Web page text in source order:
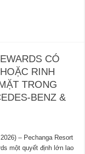
CÓ
RINH
TRONG
BENZ &
– Pechanga Resort
một quyết định lớn lao